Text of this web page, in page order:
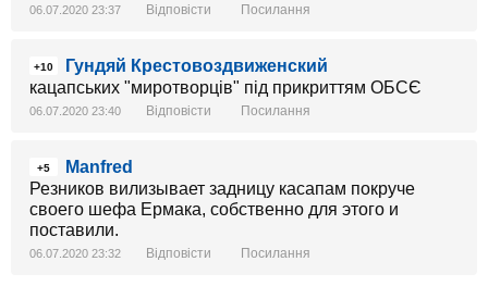
06.07.2020 23:37 Відповісти Посилання
+10
Гундяй Крестовоздвиженский
кацапських "миротворців" під прикриттям ОБСЄ
06.07.2020 23:40 Відповісти Посилання
+5
Manfred
Резников вилизывает задницу касапам покруче
своего шефа Ермака, собственно для этого и
поставили.
06.07.2020 23:32 Відповісти Посилання